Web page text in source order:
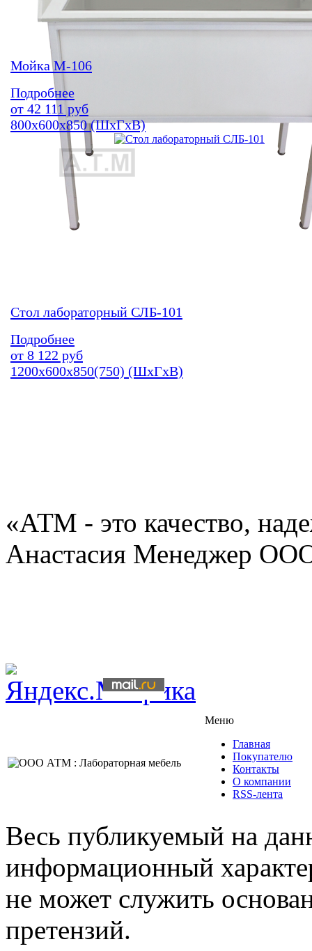
Мойка М-106
Подробнее
от 42 111 руб
800х600х850 (ШхГхВ)
Стол лабораторный СЛБ-101
Подробнее
от 8 122 руб
1200х600х850(750) (ШхГхВ)
«АТМ - это качество,
Анастасия Менеджер
Меню
Главная
Покупателю
Контакты
О компании
RSS-лента
Весь публикуемый на
информационный
не может служить
претензий.